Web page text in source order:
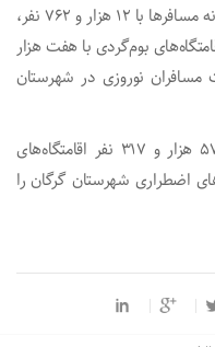
وی افزود: هتل‌ها با ۱۳ هزار و ۶۷۷ نفر، خانه مسافرها با ۱۲ هزار و ۷۶۲ نفر،
با هفت هزار و ۶۴۲ نفر و اقامتگاه‌های بوم‌گردی با هفت هزار
مسافران نوروزی در شهرستان
وی تصریح کرد: همچنین در این مدت ۵۷ هزار و ۳۱۷ نفر اقامتگاه‌های
نیز اقامتگاه‌های اضطراری شهرستان گرگان را